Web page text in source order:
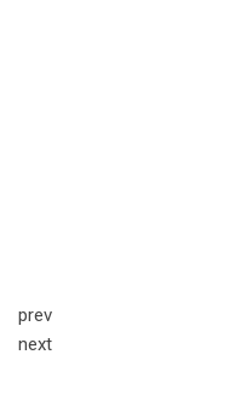
prev
next